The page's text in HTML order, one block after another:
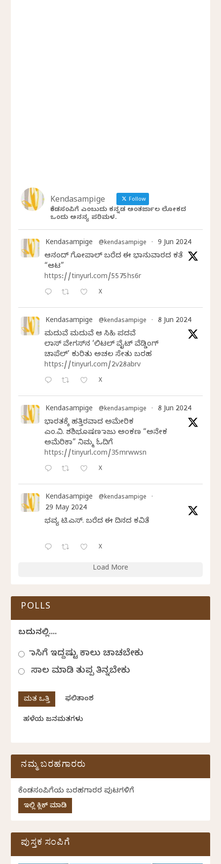
Kendasampige Follow
ಕೆಂಡಸಂಪಿಗೆ ಎಂಬುದು ಕನ್ನಡ ಅಂತರ್ಜಾಲ ಲೋಕದ
ಒಂದು ಅನನ್ಯ ಪರಿಮಳ.
Kendasampige @kendasampige · 9 Jun 2024
ಆನಂದ್‌ ಗೋಪಾಲ್‌ ಬರೆದ ಈ ಭಾನುವಾರದ ಕತೆ
“ಆಟ”
https://tinyurl.com/5575hs6r
X
Kendasampige @kendasampige · 8 Jun 2024
ಮದುವೆ ಮದುವೆ ಆ ಸಿಹಿ ಪದವೆ
ಲಾಸ್‌ ವೇಗಸ್‌ನ ‘ಲಿಟಲ್ ವೈಟ್ ವೆಡ್ಡಿಂಗ್
ಚಾಪೆಲ್’ ಕುರಿತು ಅಚಲ ಸೇತು ಬರಹ
https://tinyurl.com/2v28abrv
X
Kendasampige @kendasampige · 8 Jun 2024
ಭಾರತಕ್ಕೆ ಹತ್ತಿರವಾದ ಅಮೇರಿಕ
ಎಂ.ವಿ. ಶಶಿಭೂಷಣ ರಾಜು ಅಂಕಣ “ಅನೇಕ
ಅಮೆರಿಕಾ” ನಿಮ್ಮ ಓದಿಗೆ
https://tinyurl.com/35mrwwsn
X
Kendasampige @kendasampige ·
29 May 2024
ಭವ್ಯ ಟಿ.ಎಸ್. ಬರೆದ ಈ ದಿನದ ಕವಿತೆ
X
Load More
POLLS
ಬದುಕಿನಲ್ಲಿ....
ಹಾಸಿಗೆ ಇದ್ದಷ್ಟು ಕಾಲು ಚಾಚಬೇಕು
ಸಾಲ ಮಾಡಿ ತುಪ್ಪ ತಿನ್ನಬೇಕು
ಫಲಿತಾಂಶ
ಹಳೆಯ ಜನಮತಗಳು
ನಮ್ಮ ಬರಹಗಾರರು
ಕೆಂಡಸಂಪಿಗೆಯ ಬರಹಗಾರರ ಪುಟಗಳಿಗೆ
ಇಲ್ಲಿ ಕ್ಲಿಕ್ ಮಾಡಿ
ಪುಸ್ತಕ ಸಂಪಿಗೆ